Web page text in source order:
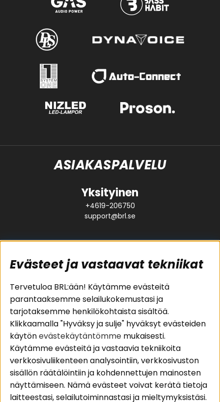
ASIAKASPALVELU
Yksityinen
+4619-206750
support@brl.se
Suositut sivut
Pakettiratkaisut
Autostereot
Kaiuttimet
Päätevahvistimet
Lisätarvikkeet
Kaapelit
Asiakaspalvelu
Evästeet
Huolto- ja
takuutiedot
Ostoehdot
Palautus
Tietosuojapolitiikka
Evästeet ja vastaavat tekniikat
Tervetuloa BRL:ään! Käytämme evästeitä
parantaaksemme selailukokemustasi ja
tarjotaksemme henkilökohtaista sisältöä.
Klikkaamalla "Hyväksy ja sulje" hyväksyt evästeiden
käytönevästekäytäntömme mukaisesti.
Käytämme evästeitä ja vastaavia tekniikoita
verkkosivuliikenteen analysointiin, verkkosivuston
sisällön räätälöintiin ja kohdennettujen mainosten
näyttämiseen. Nämä evästeet voivat kerätä tietoja
laitteestasi, selailutoiminnastasi ja mieltymyksistäsi.